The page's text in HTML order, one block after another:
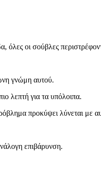
όλες οι σούβλες
γνώμη αυτού.
λεπτή για τα υπόλοιπα.
προκύψει λύνεται με
επιβάρυνση.